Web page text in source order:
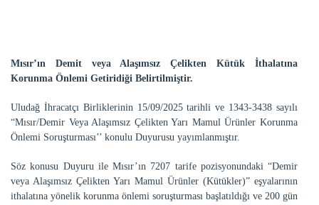
Mısır’ın Demit veya Alaşımsız Çelikten Kütük İthalatına
Korunma Önlemi Getiridiği Belirtilmiştir.
Uludağ İhracatçı Birliklerinin 15/09/2025 tarihli ve 1343-3438 sayılı
“Mısır/Demir Veya Alaşımsız Çelikten Yarı Mamul Ürünler Korunma
Önlemi Soruşturması’’ konulu Duyurusu yayımlanmıştır.
Söz konusu Duyuru ile Mısır’ın 7207 tarife pozisyonundaki “Demir
veya Alaşımsız Çelikten Yarı Mamul Ürünler (Kütükler)” eşyalarının
ithalatına yönelik korunma önlemi soruşturması başlatıldığı ve 200 gün